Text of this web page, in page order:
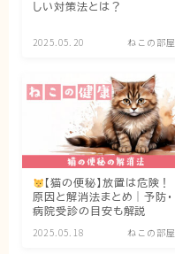
しい対策法とは？
2025.05.20 ねこの部屋
【猫の便秘】放置は危険！
原因と解消法まとめ｜予防・
病院受診の目安も解説
2025.05.18 ねこの部屋